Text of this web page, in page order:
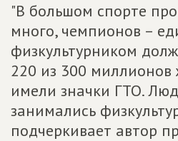
"В большом спорте
много, чемпионов –
физкультурником
220 из 300 миллионов
имели значки ГТО.
занимались
подчеркивает автор